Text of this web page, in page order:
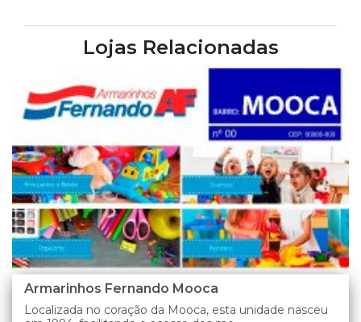
Lojas Relacionadas
Armarinhos Fernando Mooca
Localizada no coração da Mooca, esta unidade nasceu